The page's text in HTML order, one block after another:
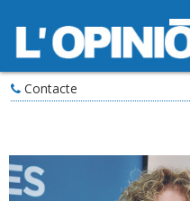
Contacte